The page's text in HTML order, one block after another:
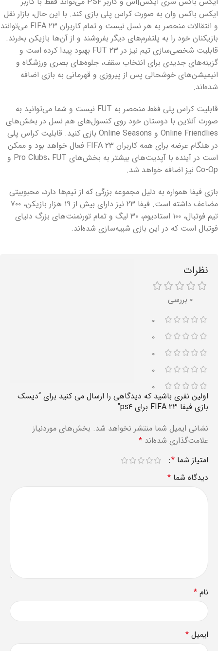
ایکس باکس وان به صورت کراس پلی بازی کند. با این حال، بازار نقل
و انتقالات منحصر به هر نسل نیست و تمام کاربران FIFA ۲۳ می‌توانند
بازیکنان خود را به پلتفرم‌های دیگر بفروشند و از آن‌ها بازیکن بخرند.
قابلیت شخصی‌سازی تیم نیز در FUT ۲۳ بهبود پیدا کرده است و
گزینه‌های جدیدی برای انتخاب سقف، جلوه‌های بصری ورزشگاه و
انیمیشن‌های خوشحالی پس از پیروزی و قهرمانی به بازی اضافه
شده‌اند.
قابلیت کراس پلی فقط منحصر به FUT نیست و شما می‌توانید به
صورت آنلاین با دوستان خود روی کنسول‌های هم نسل در بخش‌های
Online Friendlies و Online Seasons بازی کنید. قابلیت کراس پلی
در هنگام عرضه برای همه کاربران FIFA ۲۳ فعال خواهد بود و ممکن
است در آینده با آپدیت‌های بیشتر به بخش‌های Pro Clubs، FUT و
Co-Op نیز اضافه خواهد شد.
بازی فیفا همواره به دلیل مجموعه بزرگی که از تیم‌ها دارد، محبوبیتی
مضاعف داشته است. فیفا ۲۳ نیز دارای بیش از ۱۹ هزار بازیکن، ۷۰۰
تیم فوتبال، ۱۰۰ استادیوم، ۳۰ لیگ و تمام تورنمنت‌های بزرگ دنیای
فوتبال است که در این بازی شبیه‌سازی شده‌اند.
نظرات
۰ بررسی
۰
۰
۰
۰
۰
اولین نفری باشید که دیدگاهی را ارسال می کنید برای “دیسک
بازی فیفا FIFA ۲۳ برای ps۴”
نشانی ایمیل شما منتشر نخواهد شد. بخش‌های موردنیاز
علامت‌گذاری شده‌اند *
امتیاز شما *
دیدگاه شما *
نام *
ایمیل *